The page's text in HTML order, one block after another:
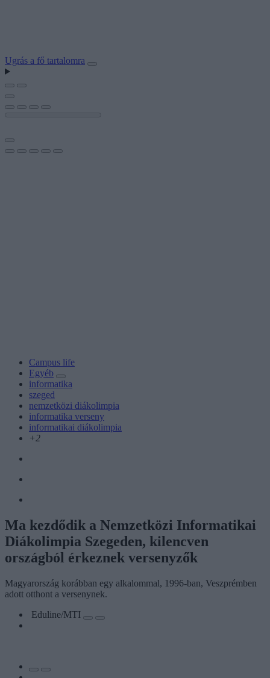
Ugrás a fő tartalomra
Campus life
Egyéb
informatika
szeged
nemzetközi diákolimpia
informatika verseny
informatikai diákolimpia
+2
Ma kezdődik a Nemzetközi Informatikai
Diákolimpia Szegeden, kilencven
országból érkeznek versenyzők
Magyarország korábban egy alkalommal, 1996-ban, Veszprémben
adott otthont a versenynek.
Eduline/MTI